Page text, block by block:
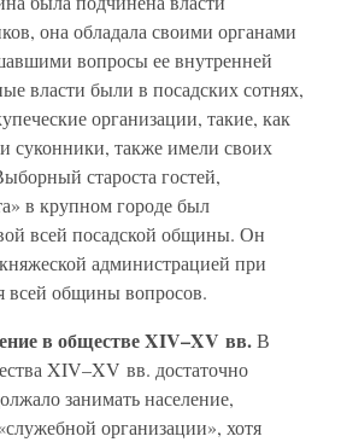
она обладала своими органами
вопросы ее внутренней
власти были в посадских сотнях,
организации, такие, как
суконники, также имели своих
староста гостей,
в крупном городе был
всей посадской общины. Он
администрацией при
всей общины вопросов.
в обществе XIV–XV вв.В
XIV–XV вв. достаточно
занимать население,
организации», хотя